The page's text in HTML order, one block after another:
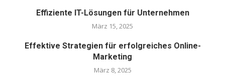
Effiziente IT-Lösungen für Unternehmen
März 15, 2025
Effektive Strategien für erfolgreiches Online-
Marketing
März 8, 2025